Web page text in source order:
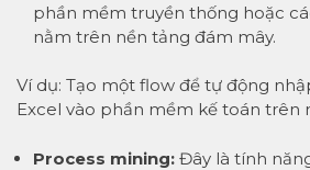
phần mềm truyền thống hoặc
nằm trên nền tảng đám mây.
Ví dụ: Tạo một flow để tự động
Excel vào phần mềm kế toán trên
Process mining: Đây là tính